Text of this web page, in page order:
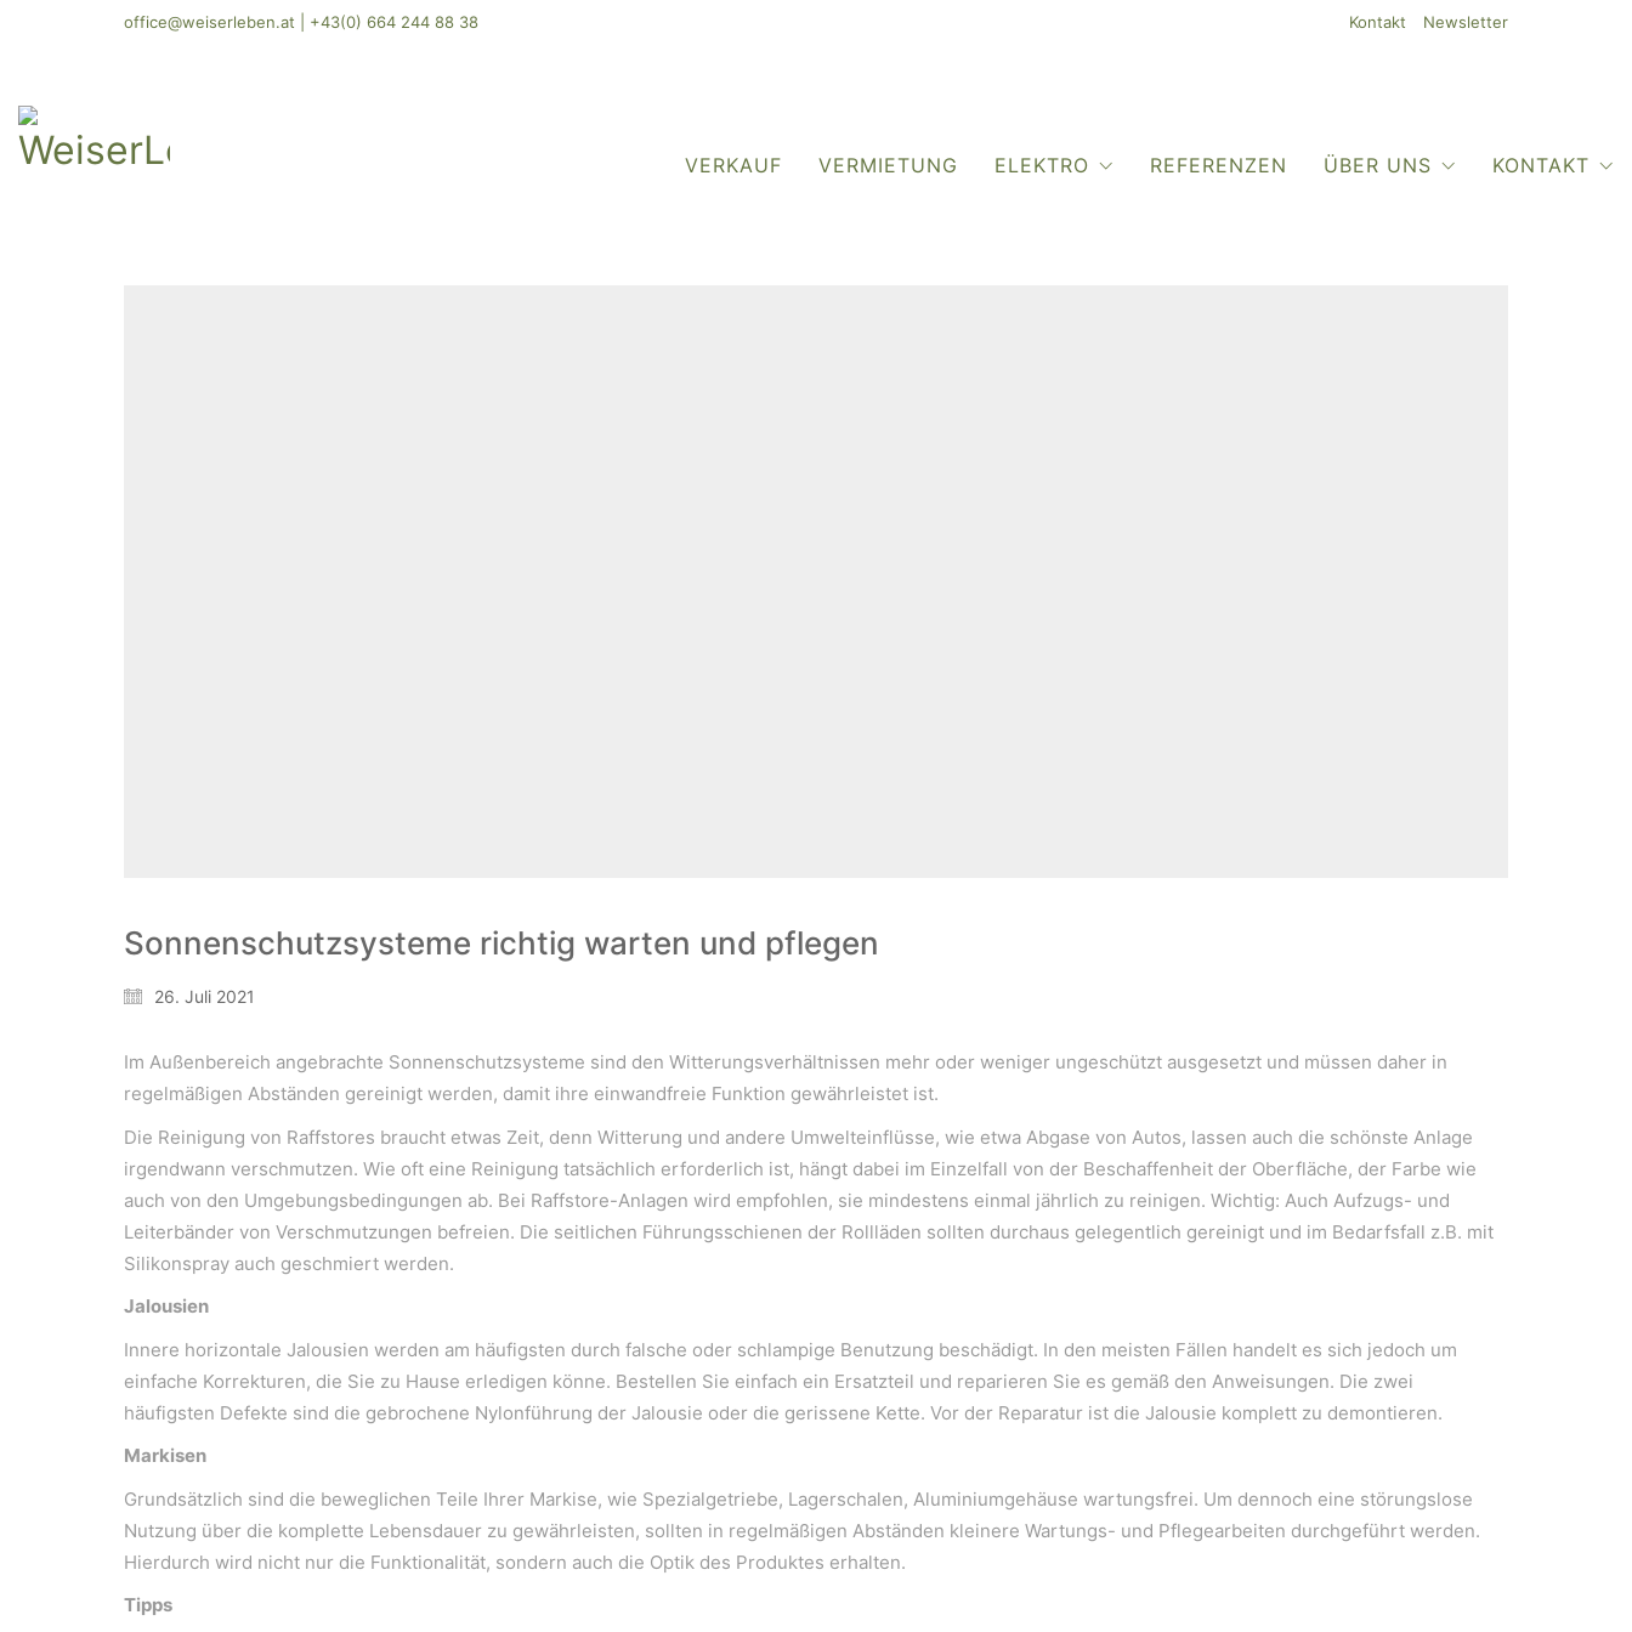
office@weiserleben.at +43(0) 664 244 88 38 Kontakt Newsletter
VERKAUF VERMIETUNG ELEKTRO REFERENZEN ÜBER UNS KONTAKT
Sonnenschutzsysteme richtig warten und pflegen
26. Juli 2021
Im Außenbereich angebrachte Sonnenschutzsysteme sind den Witterungsverhältnissen mehr oder weniger ungeschützt ausgesetzt und müssen daher in
regelmäßigen Abständen gereinigt werden, damit ihre einwandfreie Funktion gewährleistet ist.
Die Reinigung von Raffstores braucht etwas Zeit, denn Witterung und andere Umwelteinflüsse, wie etwa Abgase von Autos, lassen auch die schönste Anlage
irgendwann verschmutzen. Wie oft eine Reinigung tatsächlich erforderlich ist, hängt dabei im Einzelfall von der Beschaffenheit der Oberfläche, der Farbe wie
auch von den Umgebungsbedingungen ab. Bei Raffstore-Anlagen wird empfohlen, sie mindestens einmal jährlich zu reinigen. Wichtig: Auch Aufzugs- und
Leiterbänder von Verschmutzungen befreien. Die seitlichen Führungsschienen der Rollläden sollten durchaus gelegentlich gereinigt und im Bedarfsfall z.B. mit
Silikonspray auch geschmiert werden.
Jalousien
Innere horizontale Jalousien werden am häufigsten durch falsche oder schlampige Benutzung beschädigt. In den meisten Fällen handelt es sich jedoch um
einfache Korrekturen, die Sie zu Hause erledigen könne. Bestellen Sie einfach ein Ersatzteil und reparieren Sie es gemäß den Anweisungen. Die zwei
häufigsten Defekte sind die gebrochene Nylonführung der Jalousie oder die gerissene Kette. Vor der Reparatur ist die Jalousie komplett zu demontieren.
Markisen
Grundsätzlich sind die beweglichen Teile Ihrer Markise, wie Spezialgetriebe, Lagerschalen, Aluminiumgehäuse wartungsfrei. Um dennoch eine störungslose
Nutzung über die komplette Lebensdauer zu gewährleisten, sollten in regelmäßigen Abständen kleinere Wartungs- und Pflegearbeiten durchgeführt werden.
Hierdurch wird nicht nur die Funktionalität, sondern auch die Optik des Produktes erhalten.
Tipps
WeiserLeben GmbH
Bergheimerstraße 45
A-5020 Salzburg
office@weiserleben.at
+43(0) 664 244 88 38
Wir schaffen Lebensräume, die die Außenwelt mit der Innenwelt verbinden. Das Persönliche steht stets im Vordergrund.